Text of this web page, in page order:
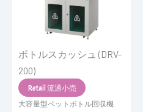
ボトルスカッシュ (DRV-
200)
Retail 流通小売
大容量型ペットボトル回収機